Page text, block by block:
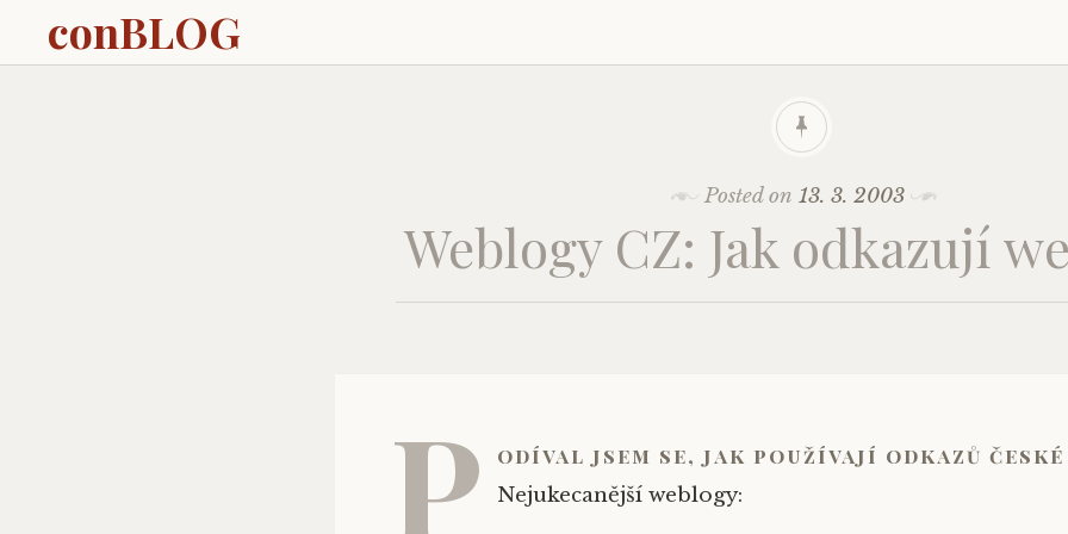
conBLOG
Posted on13. 3. 2003
Weblogy CZ: Jak odkazují
P odíval jsem se, jak používají odkazů
Nejukecanější weblogy: